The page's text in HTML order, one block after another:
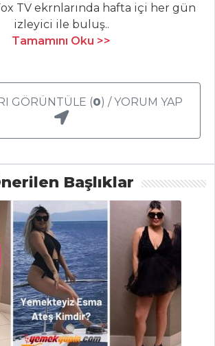
Tüm
ve
TV ekrnlarında hafta içi her gün
izleyici ile buluş..
Tamamını Oku >>
GÖRÜNTÜLE (0
Başlıklar